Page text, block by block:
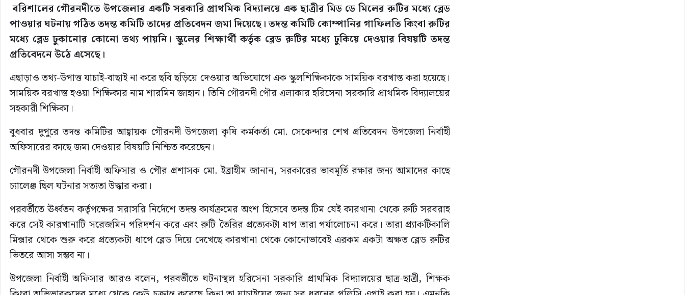
বরিশালের গৌরনদীতে উপজেলার একটি সরকারি প্রাথমিক বিদ্যালয়ে এক ছাত্রীর মিড ডে মিলের রুটির মধ্যে ব্লেড
পাওয়ার ঘটনায় গঠিত তদন্ত কমিটি তাদের প্রতিবেদন জমা দিয়েছে। তদন্ত কমিটি কোম্পানির গাফিলতি কিংবা রুটির
মধ্যে ব্লেড ঢুকানোর কোনো তথ্য পায়নি। স্কুলের শিক্ষার্থী কর্তৃক ব্লেড রুটির মধ্যে ঢুকিয়ে দেওয়ার বিষয়টি তদন্ত
প্রতিবেদনে উঠে এসেছে।
এছাড়াও তথ্য-উপাত্ত যাচাই-বাছাই না করে ছবি ছড়িয়ে দেওয়ার অভিযোগে এক স্কুলশিক্ষিকাকে সাময়িক বরখাস্ত করা হয়েছে।
সাময়িক বরখাস্ত হওয়া শিক্ষিকার নাম শারমিন জাহান। তিনি গৌরনদী পৌর এলাকার হরিসেনা সরকারি প্রাথমিক বিদ্যালয়ের
সহকারী শিক্ষিকা।
বুধবার দুপুরে তদন্ত কমিটির আহ্বায়ক গৌরনদী উপজেলা কৃষি কর্মকর্তা মো. সেকেন্দার শেখ প্রতিবেদন উপজেলা নির্বাহী
অফিসারের কাছে জমা দেওয়ার বিষয়টি নিশ্চিত করেছেন।
গৌরনদী উপজেলা নির্বাহী অফিসার ও পৌর প্রশাসক মো. ইব্রাহীম জানান, সরকারের ভাবমূর্তি রক্ষার জন্য আমাদের কাছে
চ্যালেঞ্জ ছিল ঘটনার সত্যতা উদ্ধার করা।
পরবর্তীতে ঊর্ধ্বতন কর্তৃপক্ষের সরাসরি নির্দেশে তদন্ত কার্যক্রমের অংশ হিসেবে তদন্ত টিম যেই কারখানা থেকে রুটি সরবরাহ
করে সেই কারখানাটি সরেজমিন পরিদর্শন করে এবং রুটি তৈরির প্রত্যেকটা ধাপ তারা পর্যালোচনা করে। তারা প্র্যাকটিকালি
মিক্সার থেকে শুরু করে প্রত্যেকটা ধাপে ব্লেড দিয়ে দেখেছে কারখানা থেকে কোনোভাবেই এরকম একটা অক্ষত ব্লেড রুটির
ভিতরে আসা সম্ভব না।
উপজেলা নির্বাহী অফিসার আরও বলেন, পরবর্তীতে ঘটনাস্থল হরিসেনা সরকারি প্রাথমিক বিদ্যালয়ের ছাত্র-ছাত্রী, শিক্ষক